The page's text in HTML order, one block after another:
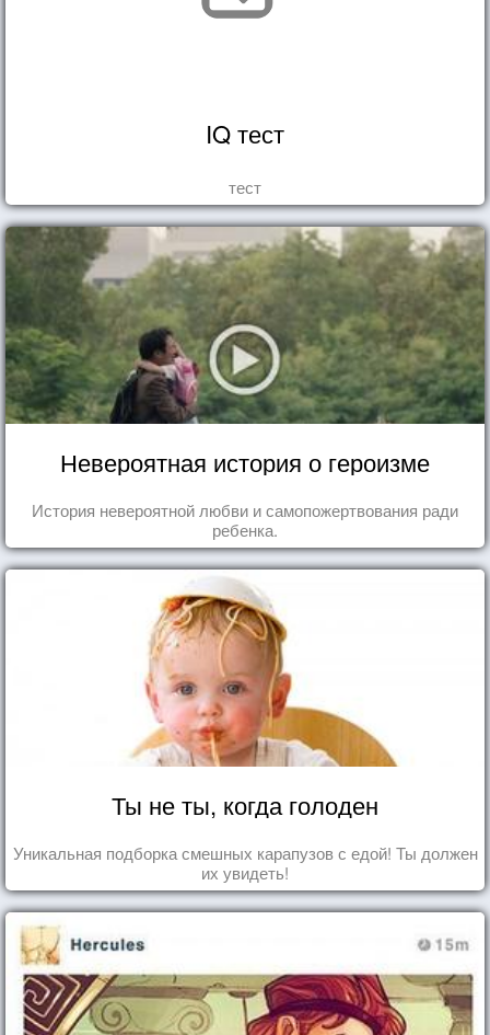
IQ тест
тест
Невероятная история о героизме
История невероятной любви и самопожертвования ради
ребенка.
Ты не ты, когда голоден
Уникальная подборка смешных карапузов с едой! Ты должен
их увидеть!